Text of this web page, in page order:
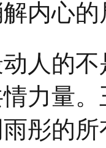
内心的
人的
力量
彤的